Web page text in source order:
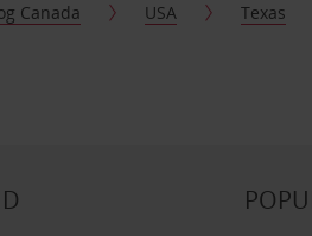
Canada USA Texas